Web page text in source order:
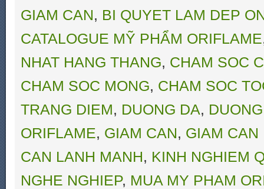
GIAM CAN, BI QUYET LAM DEP
CATALOGUE MỸ PHẨM ORIFLAME
NHAT HANG THANG, CHAM SOC
CHAM SOC MONG, CHAM SOC
TRANG DIEM, DUONG DA,
ORIFLAME, GIAM CAN, GIAM CAN
CAN LANH MANH, KINH NGHIEM
NGHE NGHIEP, MUA MY PHAM